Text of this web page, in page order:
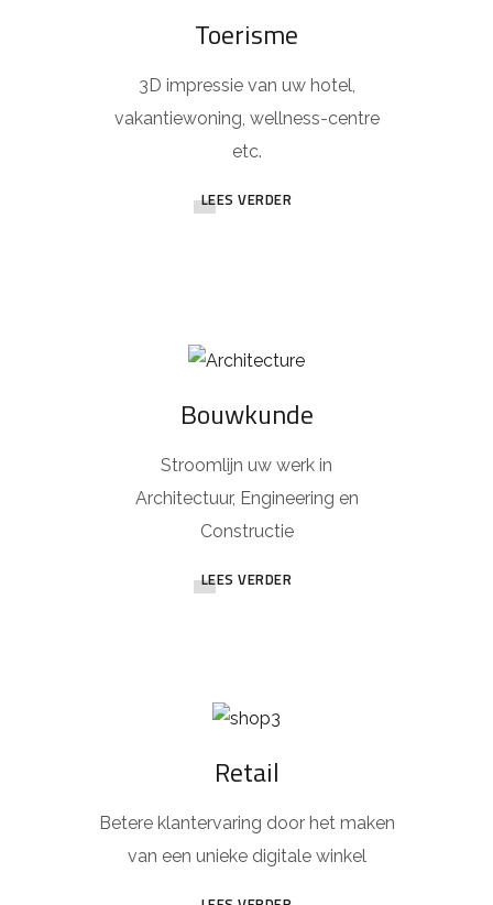
Toerisme
3D impressie van uw hotel,
vakantiewoning, wellness-centre
etc.
LEES VERDER
Bouwkunde
Stroomlijn uw werk in
Architectuur, Engineering en
Constructie
LEES VERDER
Retail
Betere klantervaring door het maken
van een unieke digitale winkel